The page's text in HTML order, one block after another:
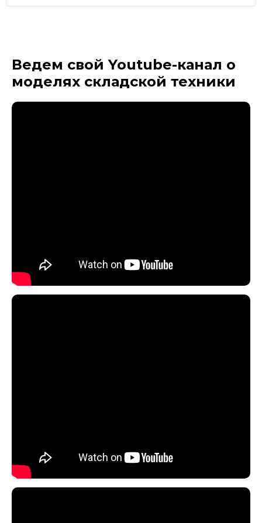
Ведем свой Youtube-канал о
моделях складской техники